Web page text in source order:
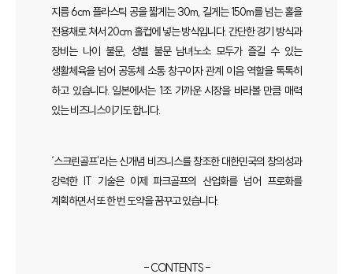
지름 6cm 플라스틱 공을 짧게는 30m, 길게는 150m를 넘는 홀을
전용채로 쳐서 20cm 홀컵에 넣는 방식입니다. 간단한 경기 방식과
장비는 나이 불문, 성별 불문 남녀노소 모두가 즐길 수 있는
생활체육을 넘어 공동체 소통 창구이자 관계 이음 역할을 톡톡히
하고 있습니다. 일본에서는 1조 가까운 시장을 바라볼 만큼 매력
있는 비즈니스이기도 합니다.
‘스크린골프’라는 신개념 비즈니스를 창조한 대한민국의 창의성과
강력한 IT 기술은 이제 파크골프의 산업화를 넘어 프로화를
계획하면서 또 한 번 도약을 꿈꾸고 있습니다.
- CONTENTS -